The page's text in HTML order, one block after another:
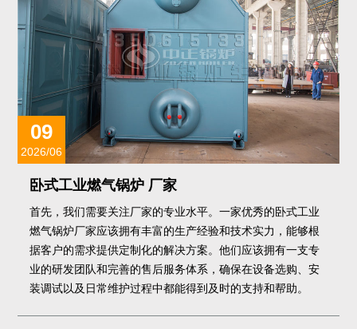
09
2026/06
卧式工业燃气锅炉 厂家
首先，我们需要关注厂家的专业水平。一家优秀的卧式工业
燃气锅炉厂家应该拥有丰富的生产经验和技术实力，能够根
据客户的需求提供定制化的解决方案。他们应该拥有一支专
业的研发团队和完善的售后服务体系，确保在设备选购、安
装调试以及日常维护过程中都能得到及时的支持和帮助。